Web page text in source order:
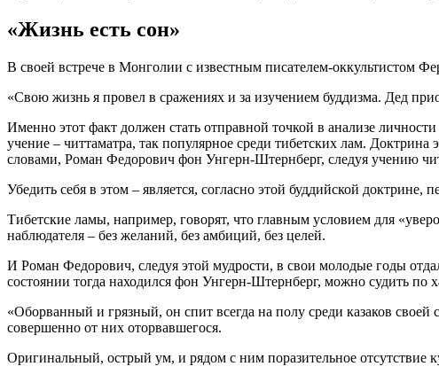
«Жизнь есть сон»
В своей встрече в Монголии с известным писателем-оккультистом
«Свою жизнь я провел в сражениях и за изучением буддизма. Дед
Именно этот факт должен стать отправной точкой в анализе
учение – читтаматра, так популярное среди тибетских лам.
словами, Роман Федорович фон Унгерн-Штернберг, следуя учению
Убедить себя в этом – является, согласно этой буддийской
Тибетские ламы, например, говорят, что главным условием для
наблюдателя – без желаний, без амбиций, без целей.
И Роман Федорович, следуя этой мудрости, в свои молодые годы
состоянии тогда находился фон Унгерн-Штернберг, можно судить по
«Оборванный и грязный, он спит всегда на полу среди казаков своей
совершенно от них оторвавшегося.
Оригинальный, острый ум, и рядом с ним поразительное отсутствие